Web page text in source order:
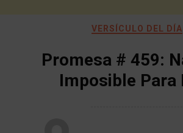
VERSÍCULO DEL DÍA
Promesa # 459:
Imposible Para